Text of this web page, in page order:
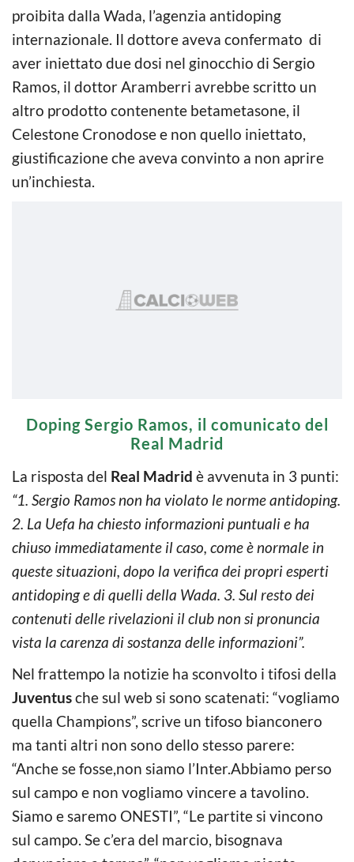
proibita dalla Wada, l’agenzia antidoping
internazionale. Il dottore aveva confermato di
aver iniettato due dosi nel ginocchio di Sergio
Ramos, il dottor Aramberri avrebbe scritto un
altro prodotto contenente betametasone, il
Celestone Cronodose e non quello iniettato,
giustificazione che aveva convinto a non aprire
un’inchiesta.
Doping Sergio Ramos, il comunicato del
Real Madrid
La risposta del Real Madrid è avvenuta in 3 punti:
“1. Sergio Ramos non ha violato le norme antidoping.
2. La Uefa ha chiesto informazioni puntuali e ha
chiuso immediatamente il caso, come è normale in
queste situazioni, dopo la verifica dei propri esperti
antidoping e di quelli della Wada. 3. Sul resto dei
contenuti delle rivelazioni il club non si pronuncia
vista la carenza di sostanza delle informazioni”.
Nel frattempo la notizie ha sconvolto i tifosi della
Juventusche sul web si sono scatenati: “vogliamo
quella Champions”, scrive un tifoso bianconero
ma tanti altri non sono dello stesso parere:
“Anche se fosse,non siamo l’Inter.Abbiamo perso
sul campo e non vogliamo vincere a tavolino.
Siamo e saremo ONESTI”, “Le partite si vincono
sul campo. Se c’era del marcio, bisognava